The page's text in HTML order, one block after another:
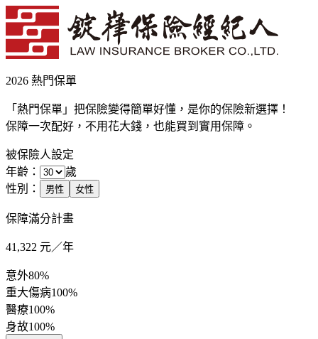
2026 熱門保單
「熱門保單」把保險變得簡單好懂，是你的保險新選擇！
保障一次配好，不用花大錢，也能買到實用保障。
被保險人設定
年齡：
歲
性別：
男性 女性
保障滿分計畫
41,322 元／年
意外80%
重大傷病100%
醫療100%
身故100%